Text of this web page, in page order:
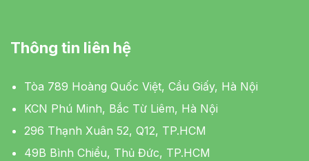
Thông tin liên hệ
Tòa 789 Hoàng Quốc Việt, Cầu Giấy, Hà Nội
KCN Phú Minh, Bắc Từ Liêm, Hà Nội
296 Thạnh Xuân 52, Q12, TP.HCM
49B Bình Chiểu, Thủ Đức, TP.HCM